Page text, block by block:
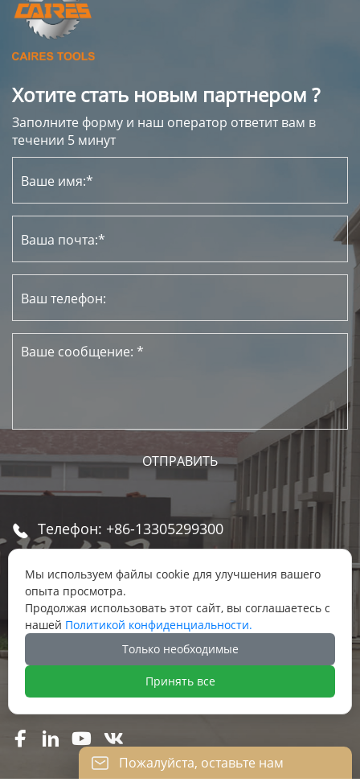
Пожалуйста, оставьте нам
Хотите стать новым партнером ?
Заполните форму и наш оператор ответит вам в
течении 5 минут
 Телефон: +86-13305299300
 email: gray@chinatools.com
 We Chat: +86 13305299300
Адрес: Восточный индустриальный парк, в
переулке пос. Даньбэй, г. Даньян, г.
Чжэньцзян, провинции Цзянсу
   
Мы используем файлы cookie для улучшения вашего
опыта просмотра.
Продолжая использовать этот сайт, вы соглашаетесь с
нашей Политикой конфиденциальности.
Только необходимые
Принять все